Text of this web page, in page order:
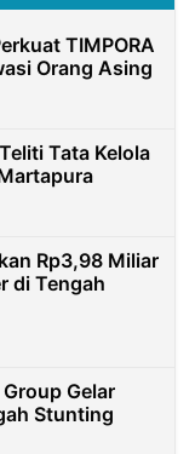
TIMPORA
Orang Asing
Tata Kelola
Rp3,98 Miliar
di Tengah
Gelar
Stunting